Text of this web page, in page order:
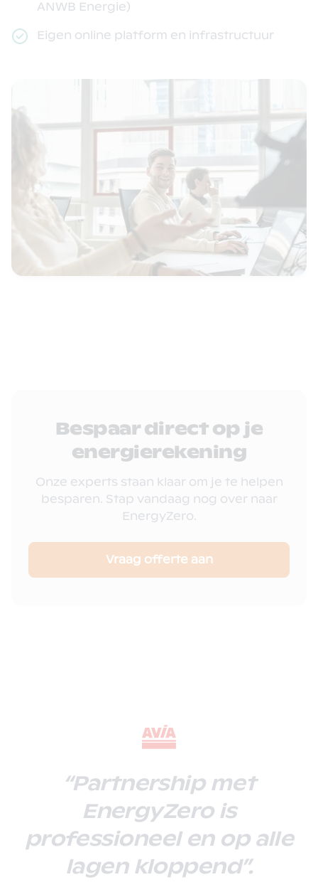
ANWB Energie)
Eigen online platform en infrastructuur
Bespaar direct op je
energierekening
Onze experts staan klaar om je te helpen
besparen. Stap vandaag nog over naar
EnergyZero.
Vraag offerte aan
“Partnership met
EnergyZero is
professioneel en op alle
lagen kloppend”.